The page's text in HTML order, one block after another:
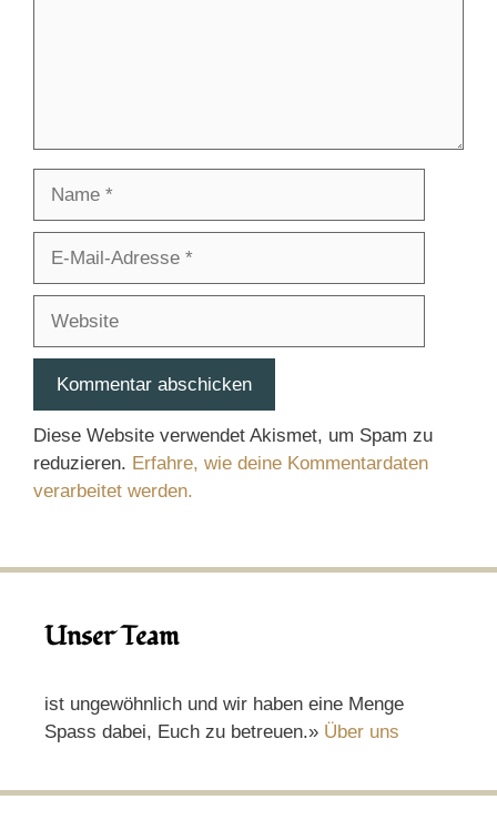
Adresse
Diese Website verwendet Akismet, um Spam zu
reduzieren. Erfahre, wie deine Kommentardaten
verarbeitet werden.
Unser Team
ist ungewöhnlich und wir haben eine Menge
Spass dabei, Euch zu betreuen.» Über uns